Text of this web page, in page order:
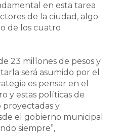
en esta tarea
de la ciudad, algo
de los cuatro
23 millones de pesos y
será asumido por el
es pensar en el
y estas políticas de
proyectadas y
el gobierno municipal
siempre”,